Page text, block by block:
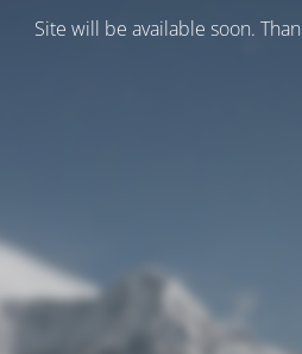
Site will be available soon.